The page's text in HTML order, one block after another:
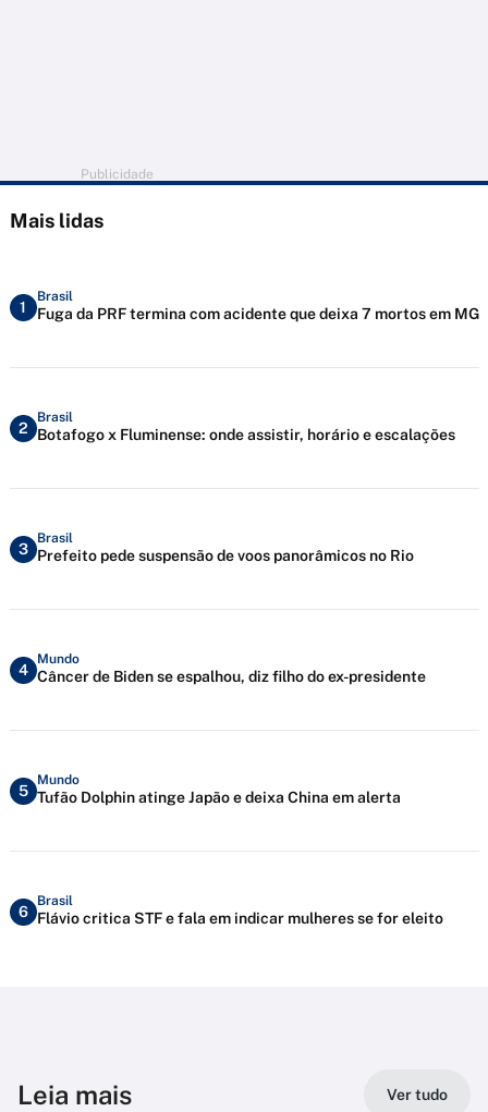
Publicidade
Mais lidas
1
Brasil
Fuga da PRF termina com acidente que deixa 7 mortos em MG
2
Brasil
Botafogo x Fluminense: onde assistir, horário e escalações
3
Brasil
Prefeito pede suspensão de voos panorâmicos no Rio
4
Mundo
Câncer de Biden se espalhou, diz filho do ex-presidente
5
Mundo
Tufão Dolphin atinge Japão e deixa China em alerta
6
Brasil
Flávio critica STF e fala em indicar mulheres se for eleito
Leia mais Ver tudo